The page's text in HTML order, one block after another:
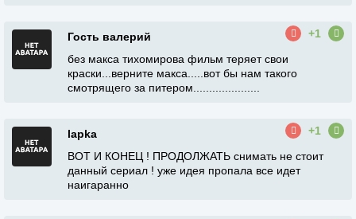
Гость валерий
+1
без макса тихомирова фильм теряет свои
краски...верните макса.....вот бы нам такого
смотрящего за питером.....................
lapka
+1
ВОТ И КОНЕЦ ! ПРОДОЛЖАТЬ снимать не стоит
данный сериал ! уже идея пропала все идет
наигаранно